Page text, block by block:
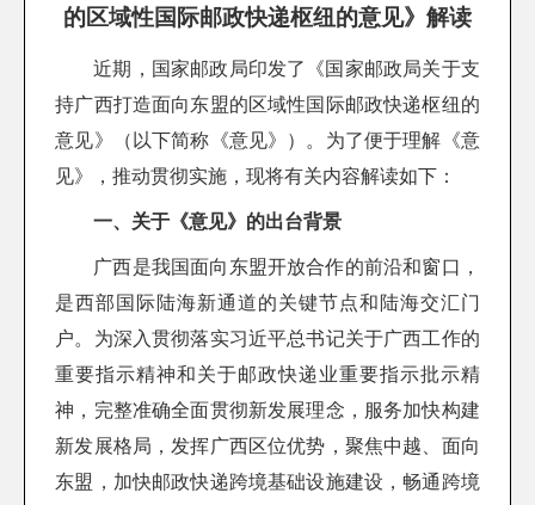
的区域性国际邮政快递枢纽的意见》解读
近期，国家邮政局印发了《国家邮政局关于支
持广西打造面向东盟的区域性国际邮政快递枢纽的
意见》（以下简称《意见》）。为了便于理解《意
见》，推动贯彻实施，现将有关内容解读如下：
一、关于《意见》的出台背景
广西是我国面向东盟开放合作的前沿和窗口，
是西部国际陆海新通道的关键节点和陆海交汇门
户。为深入贯彻落实习近平总书记关于广西工作的
重要指示精神和关于邮政快递业重要指示批示精
神，完整准确全面贯彻新发展理念，服务加快构建
新发展格局，发挥广西区位优势，聚焦中越、面向
东盟，加快邮政快递跨境基础设施建设，畅通跨境